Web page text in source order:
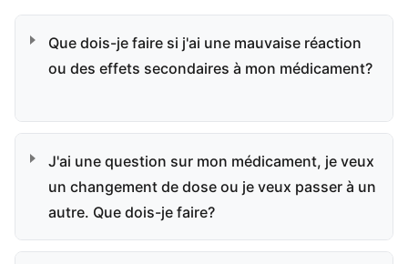
Que dois-je faire si j'ai une mauvaise réaction
ou des effets secondaires à mon médicament?
J'ai une question sur mon médicament, je veux
un changement de dose ou je veux passer à un
autre. Que dois-je faire?